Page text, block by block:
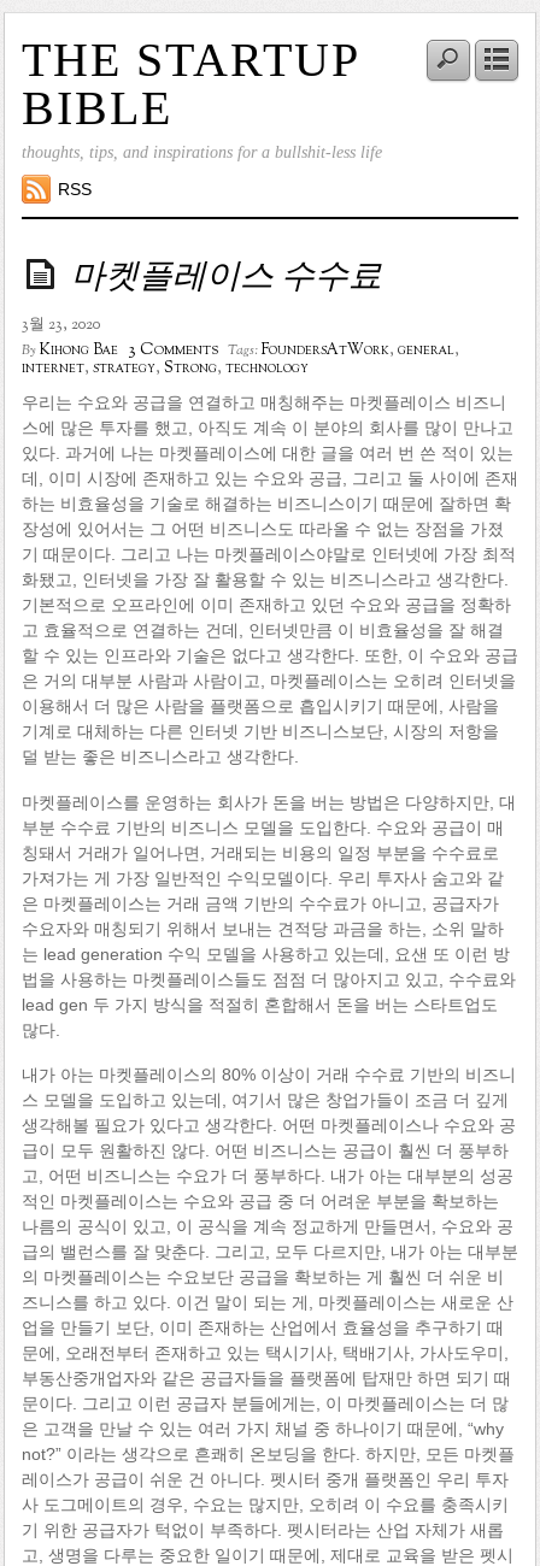
THE STARTUP
BIBLE
thoughts, tips, and inspirations for a bullshit-less life
RSS
마켓플레이스 수수료
3월 23, 2020
ByKihong Bae 3 Comments Tags:FoundersAtWork, general,
internet, strategy, Strong, technology
우리는 수요와 공급을 연결하고 매칭해주는 마켓플레이스 비즈니
스에 많은 투자를 했고, 아직도 계속 이 분야의 회사를 많이 만나고
있다. 과거에 나는 마켓플레이스에 대한 글을 여러 번 쓴 적이 있는
데, 이미 시장에 존재하고 있는 수요와 공급, 그리고 둘 사이에 존재
하는 비효율성을 기술로 해결하는 비즈니스이기 때문에 잘하면 확
장성에 있어서는 그 어떤 비즈니스도 따라올 수 없는 장점을 가졌
기 때문이다. 그리고 나는 마켓플레이스야말로 인터넷에 가장 최적
화됐고, 인터넷을 가장 잘 활용할 수 있는 비즈니스라고 생각한다.
기본적으로 오프라인에 이미 존재하고 있던 수요와 공급을 정확하
고 효율적으로 연결하는 건데, 인터넷만큼 이 비효율성을 잘 해결
할 수 있는 인프라와 기술은 없다고 생각한다. 또한, 이 수요와 공급
은 거의 대부분 사람과 사람이고, 마켓플레이스는 오히려 인터넷을
이용해서 더 많은 사람을 플랫폼으로 흡입시키기 때문에, 사람을
기계로 대체하는 다른 인터넷 기반 비즈니스보단, 시장의 저항을
덜 받는 좋은 비즈니스라고 생각한다.
마켓플레이스를 운영하는 회사가 돈을 버는 방법은 다양하지만, 대
부분 수수료 기반의 비즈니스 모델을 도입한다. 수요와 공급이 매
칭돼서 거래가 일어나면, 거래되는 비용의 일정 부분을 수수료로
가져가는 게 가장 일반적인 수익모델이다. 우리 투자사 숨고와 같
은 마켓플레이스는 거래 금액 기반의 수수료가 아니고, 공급자가
수요자와 매칭되기 위해서 보내는 견적당 과금을 하는, 소위 말하
는 lead generation 수익 모델을 사용하고 있는데, 요샌 또 이런 방
법을 사용하는 마켓플레이스들도 점점 더 많아지고 있고, 수수료와
lead gen 두 가지 방식을 적절히 혼합해서 돈을 버는 스타트업도
많다.
내가 아는 마켓플레이스의 80% 이상이 거래 수수료 기반의 비즈니
스 모델을 도입하고 있는데, 여기서 많은 창업가들이 조금 더 깊게
생각해볼 필요가 있다고 생각한다. 어떤 마켓플레이스나 수요와 공
급이 모두 원활하진 않다. 어떤 비즈니스는 공급이 훨씬 더 풍부하
고, 어떤 비즈니스는 수요가 더 풍부하다. 내가 아는 대부분의 성공
적인 마켓플레이스는 수요와 공급 중 더 어려운 부분을 확보하는
나름의 공식이 있고, 이 공식을 계속 정교하게 만들면서, 수요와 공
급의 밸런스를 잘 맞춘다. 그리고, 모두 다르지만, 내가 아는 대부분
의 마켓플레이스는 수요보단 공급을 확보하는 게 훨씬 더 쉬운 비
즈니스를 하고 있다. 이건 말이 되는 게, 마켓플레이스는 새로운 산
업을 만들기 보단, 이미 존재하는 산업에서 효율성을 추구하기 때
문에, 오래전부터 존재하고 있는 택시기사, 택배기사, 가사도우미,
부동산중개업자와 같은 공급자들을 플랫폼에 탑재만 하면 되기 때
문이다. 그리고 이런 공급자 분들에게는, 이 마켓플레이스는 더 많
은 고객을 만날 수 있는 여러 가지 채널 중 하나이기 때문에, “why
not?” 이라는 생각으로 흔쾌히 온보딩을 한다. 하지만, 모든 마켓플
레이스가 공급이 쉬운 건 아니다. 펫시터 중개 플랫폼인 우리 투자
사 도그메이트의 경우, 수요는 많지만, 오히려 이 수요를 충족시키
기 위한 공급자가 턱없이 부족하다. 펫시터라는 산업 자체가 새롭
고, 생명을 다루는 중요한 일이기 때문에, 제대로 교육을 받은 펫시